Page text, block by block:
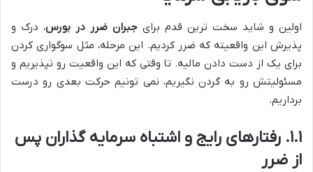
اولین و شاید سخت ترین قدم برای جبران ضرر در بورس، درک و
پذیرش این واقعیته که ضرر کردیم. این مرحله، مثل سوگواری کردن
برای یک از دست دادن مالیه. تا وقتی که این واقعیت رو نپذیریم و
مسئولیتش رو به گردن نگیریم، نمی تونیم حرکت بعدی رو درست
برداریم.
۱.۱. رفتارهای رایج و اشتباه سرمایه گذاران پس
از ضرر